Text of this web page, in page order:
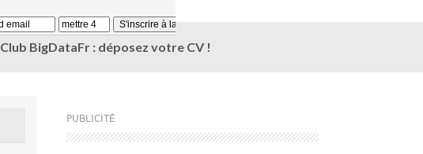
Club BigDataFr : déposez votre CV !
PUBLICITÉ